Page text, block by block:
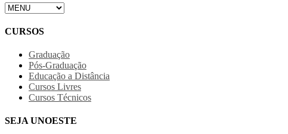
CURSOS
Graduação
Pós-Graduação
Educação a Distância
Cursos Livres
Cursos Técnicos
SEJA UNOESTE